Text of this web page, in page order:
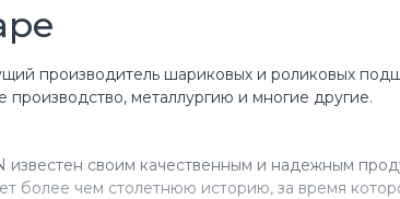
производитель шариковых и роликовых
производство, металлургию и многие другие.
известен своим качественным и надежным
более чем столетнюю историю, за время